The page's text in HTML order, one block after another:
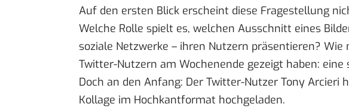
Auf den ersten Blick erscheint diese Fragestellung
Welche Rolle spielt es, welchen Ausschnitt eines
soziale Netzwerke – ihren Nutzern präsentieren?
Twitter-Nutzern am Wochenende gezeigt haben: eine
Doch an den Anfang: Der Twitter-Nutzer Tony Arcieri
Kollage im Hochkantformat hochgeladen.